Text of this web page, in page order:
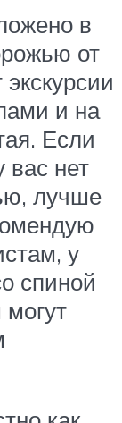
в
от
и на
Если
нет
лучше
у
спиной